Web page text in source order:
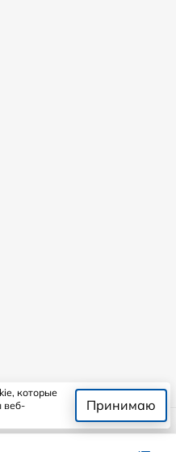
которые
веб-
Принимаю